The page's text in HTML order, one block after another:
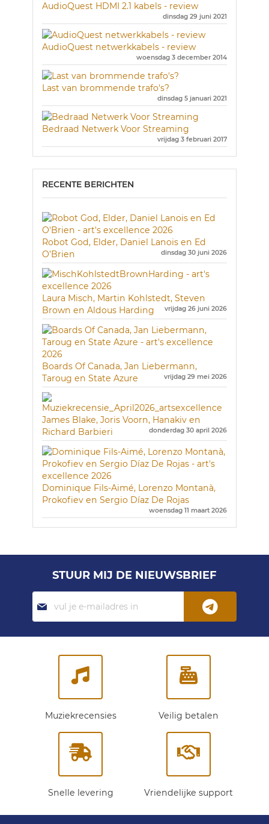
AudioQuest HDMI 2.1 kabels - review
dinsdag 29 juni 2021
AudioQuest netwerkkabels - review
woensdag 3 december 2014
Last van brommende trafo's?
dinsdag 5 januari 2021
Bedraad Netwerk Voor Streaming
vrijdag 3 februari 2017
RECENTE BERICHTEN
Robot God, Elder, Daniel Lanois en Ed
O’Brien
dinsdag 30 juni 2026
Laura Misch, Martin Kohlstedt, Steven
Brown en Aldous Harding
vrijdag 26 juni 2026
Boards Of Canada, Jan Liebermann,
Taroug en State Azure
vrijdag 29 mei 2026
James Blake, Joris Voorn, Hanakiv en
Richard Barbieri
donderdag 30 april 2026
Dominique Fils-Aimé, Lorenzo Montanà,
Prokofiev en Sergio Díaz De Rojas
woensdag 11 maart 2026
STUUR MIJ DE NIEUWSBRIEF
je
op
Muziekrecensies Veilig betalen
Snelle levering Vriendelijke support